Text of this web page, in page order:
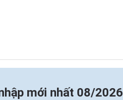
mới nhất 08/2026